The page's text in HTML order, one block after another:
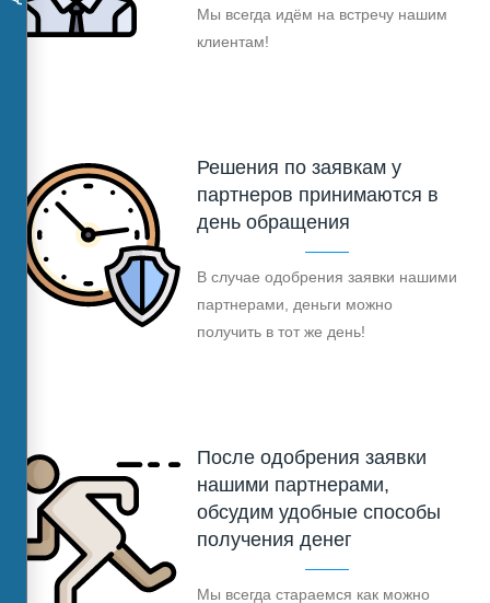
Мы всегда идём на встречу нашим
клиентам!
Решения по заявкам у
партнеров принимаются в
день обращения
В случае одобрения заявки нашими
партнерами, деньги можно
получить в тот же день!
После одобрения заявки
нашими партнерами,
обсудим удобные способы
получения денег
Мы всегда стараемся как можно